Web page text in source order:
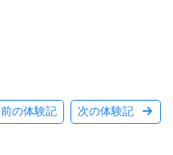
前の体験記 次の体験記